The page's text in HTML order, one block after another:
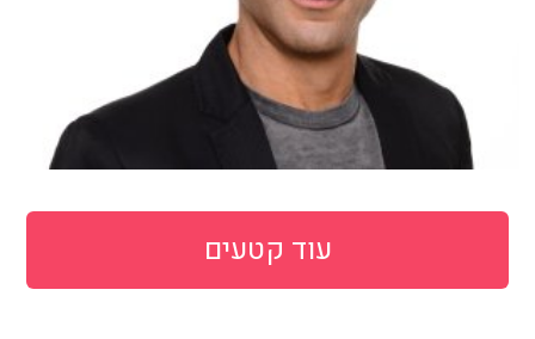
עוד קטעים